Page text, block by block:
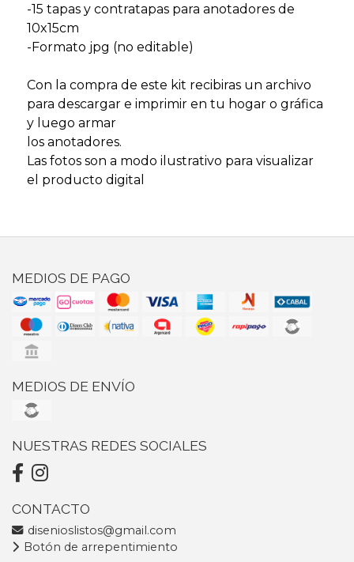
-15 tapas y contratapas para anotadores de
10x15cm
-Formato jpg (no editable)
Con la compra de este kit recibiras un archivo
para descargar e imprimir en tu hogar o gráfica
y luego armar
los anotadores.
Las fotos son a modo ilustrativo para visualizar
el producto digital
MEDIOS DE PAGO
MEDIOS DE ENVÍO
NUESTRAS REDES SOCIALES
CONTACTO
disenioslistos@gmail.com
Botón de arrepentimiento